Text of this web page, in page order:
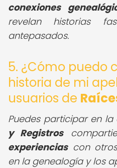
conexiones
revelan historias
antepasados.
5. ¿Cómo puedo
historia de mi
usuarios de
Puedes participar en
y Registros
experienciascon otros
en la genealogía y los